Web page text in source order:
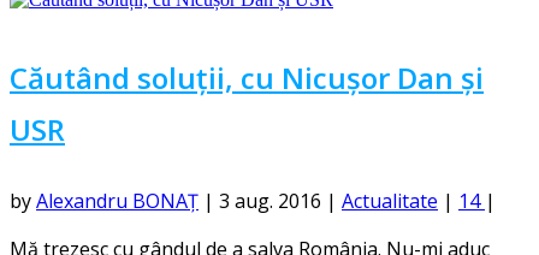
Căutând soluții, cu Nicușor Dan și
USR
byAlexandru BONAȚ | 3 aug. 2016 | Actualitate | 14 |
Mă trezesc cu gândul de a salva România. Nu-mi aduc